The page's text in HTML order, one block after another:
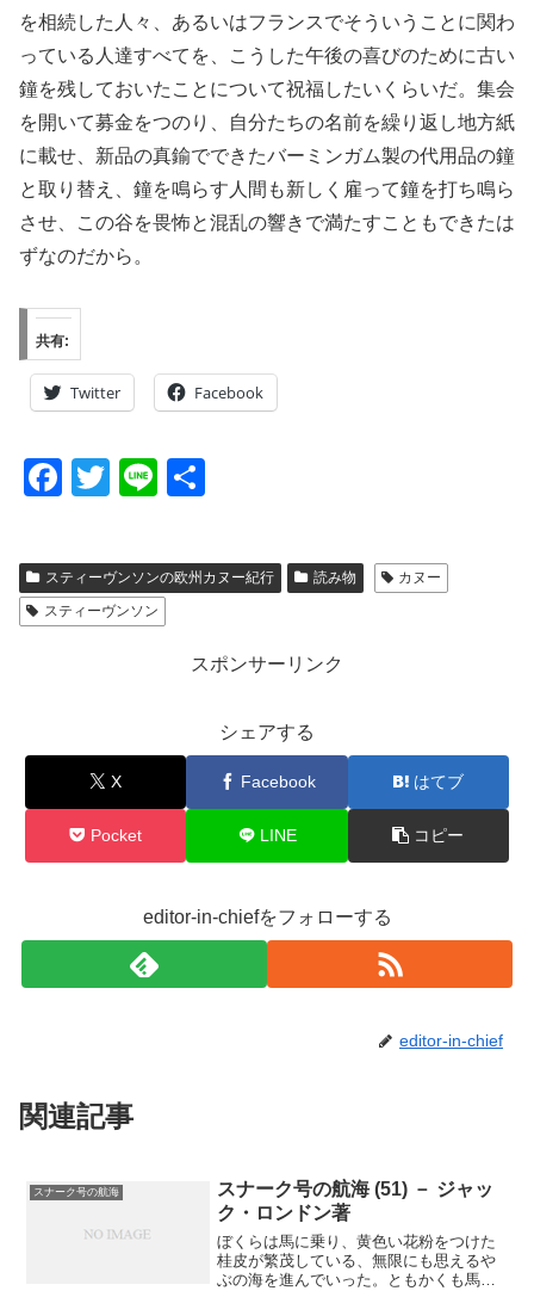
を相続した人々、あるいはフランスでそういうことに関わ
っている人達すべてを、こうした午後の喜びのために古い
鐘を残しておいたことについて祝福したいくらいだ。集会
を開いて募金をつのり、自分たちの名前を繰り返し地方紙
に載せ、新品の真鍮でできたバーミンガム製の代用品の鐘
と取り替え、鐘を鳴らす人間も新しく雇って鐘を打ち鳴ら
させ、この谷を畏怖と混乱の響きで満たすこともできたは
ずなのだから。
共有:
Twitter Facebook
F
c
e
b
k
T
tt
er
Li
e
スティーヴンソンの欧州カヌー紀行 読み物
カヌー
スティーヴンソン
スポンサーリンク
シェアする
X Facebook はてブ
Pocket LINE コピー
editor-in-chiefをフォローする
editor-in-chief
関連記事
スナーク号の航海
スナーク号の航海 (51) － ジャッ
ク・ロンドン著
ぼくらは馬に乗り、黄色い花粉をつけた
桂皮が繁茂している、無限にも思えるや
ぶの海を進んでいった。ともかくも馬の